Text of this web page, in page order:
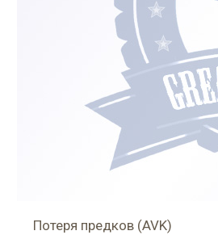
Потеря предков (AVK)